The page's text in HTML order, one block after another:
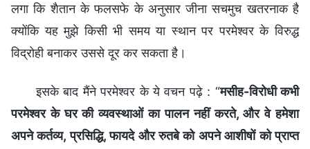
लगा कि शैतान के फलसफे के अनुसार जीना सचमुच खतरनाक है
क्योंकि यह मुझे किसी भी समय या स्थान पर परमेश्वर के विरुद्ध
विद्रोही बनाकर उससे दूर कर सकता है।
इसके बाद मैंने परमेश्वर के ये वचन पढ़े : “मसीह-विरोधी कभी
परमेश्वर के घर की व्यवस्थाओं का पालन नहीं करते, और वे हमेशा
अपने कर्तव्य, प्रसिद्धि, फायदे और रुतबे को अपने आशीषों को प्राप्त